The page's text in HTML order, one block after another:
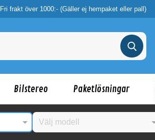
Fri frakt över 1000:- (Gäller ej hempaket eller pall)
Bilstereo Paketlösningar